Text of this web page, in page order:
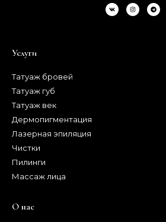
Услуги
Татуаж бровей
Татуаж губ
Татуаж век
Дермопигментация
Лазерная эпиляция
Чистки
Пилинги
Массаж лица
О нас